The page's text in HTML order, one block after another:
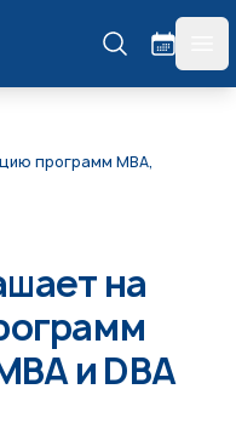
программ MBA,
на
и DBA